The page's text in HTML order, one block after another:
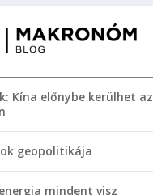
Kína előnybe kerülhet az
geopolitikája
mindent visz